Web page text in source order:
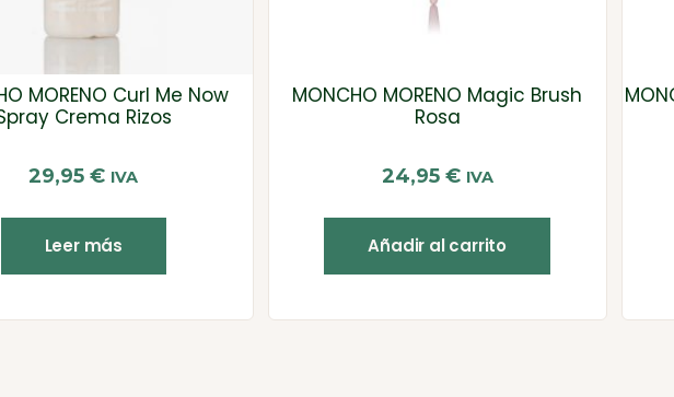
MORENO Curl Me Now
Crema Rizos
29,95€ IVA
Leer más
MONCHO MORENO Magic Brush
Rosa
24,95 € IVA
Añadir al carrito